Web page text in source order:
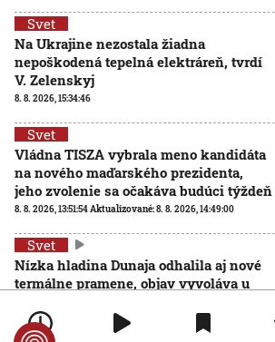
Svet
Na Ukrajine nezostala žiadna
nepoškodená tepelná elektráreň, tvrdí
V. Zelenskyj
8. 8. 2026, 15:34:46
Svet
Vládna TISZA vybrala meno kandidáta
na nového maďarského prezidenta,
jeho zvolenie sa očakáva budúci týždeň
8. 8. 2026, 13:51:54 Aktualizované:8. 8. 2026, 14:49:00
Svet
Nízka hladina Dunaja odhalila aj nové
termálne pramene, objav vyvoláva u
8. 8. 2026, 11:30:31